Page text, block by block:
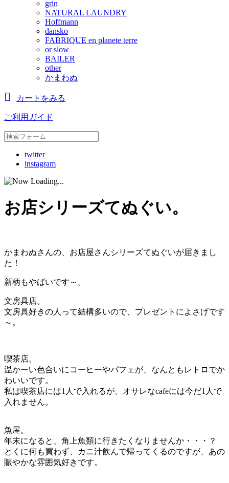
grin
NATURAL LAUNDRY
Hoffmann
dansko
FABRIQUE en planete terre
or slow
BAILER
other
かまわぬ
カートをみる
ご利用ガイド
twitter
instagram
お店シリーズてぬぐい。
かまわぬさんの、お店屋さんシリーズてぬぐいが届きまし
た！
新柄もやばいです～。
文房具店。
文房具好きの人って結構多いので、プレゼントによさげです
～。
喫茶店。
温かーい色合いにコーヒーやパフェが、なんともレトロでか
わいいです。
私は喫茶店には1人で入れるが、オサレなcafeには今だ1人で
入れません。
魚屋。
年末になると、角上魚類に行きたくなりませんか・・・？
とくに何も買わず、カニ汁飲んで帰ってくるのですが、あの
賑やかな雰囲気好きです。